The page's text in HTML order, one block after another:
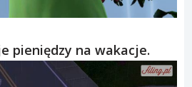
pieniędzy na wakacje.